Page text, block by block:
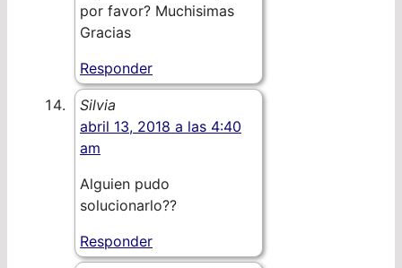
por favor? Muchisimas
Gracias
Responder
Silvia
abril 13, 2018 a las 4:40
am
Alguien pudo
solucionarlo??
Responder